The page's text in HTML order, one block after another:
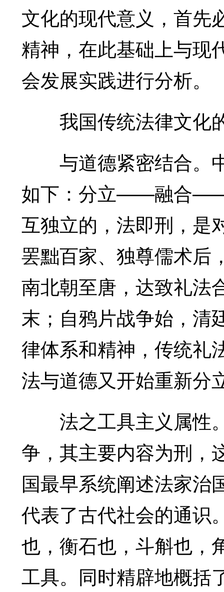
文化的现代意义，首先
精神，在此基础上与现
会发展实践进行分析。
我国传统法律文化
与道德紧密结合。
如下：分立——融合——
互独立的，法即刑，是
罢黜百家、独尊儒术后
南北朝至唐，达致礼法
末；自鸦片战争始，清
律体系和精神，传统礼
法与道德又开始重新分
法之工具主义属性
争，其主要内容为刑，
国最早系统阐述法家治
代表了古代社会的通识
也，衡石也，斗斛也，
工具。同时精辟地概括